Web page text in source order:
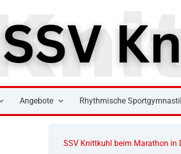
Angebote Rhythmische
SSV Knittkuhl beim Marathon in